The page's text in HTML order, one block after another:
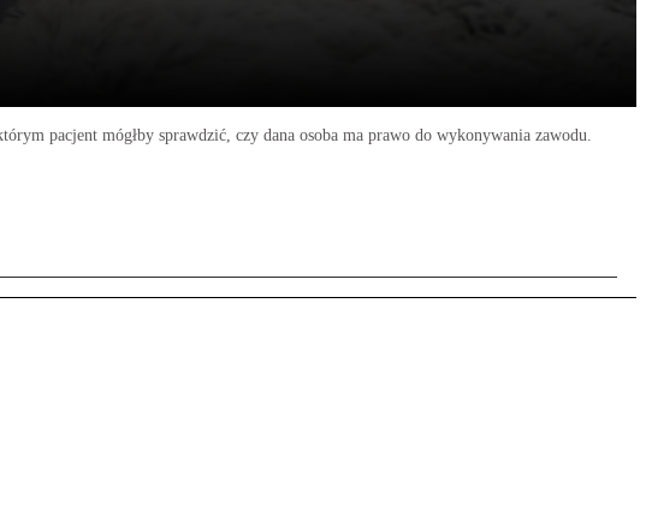
pacjent mógłby sprawdzić, czy dana osoba ma prawo do wykonywania zawodu.